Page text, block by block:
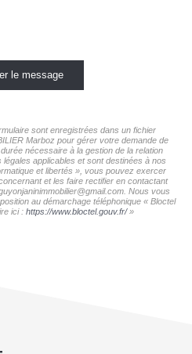
le message
sont enregistrées dans un fichier
Marboz pour gérer votre demande de
nécessaire à la gestion de la relation
applicables et sont destinées à nos
et libertés », vous pouvez exercer
et les faire rectifier en contactant
Nous vous
au démarchage téléphonique « Bloctel
ici : https://www.bloctel.gouv.fr/»